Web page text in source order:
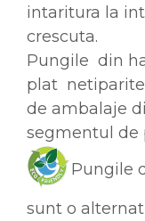
intaritura la
crescuta.
Pungile din
plat
de ambalaje
segmentul de
Pungile
sunt o